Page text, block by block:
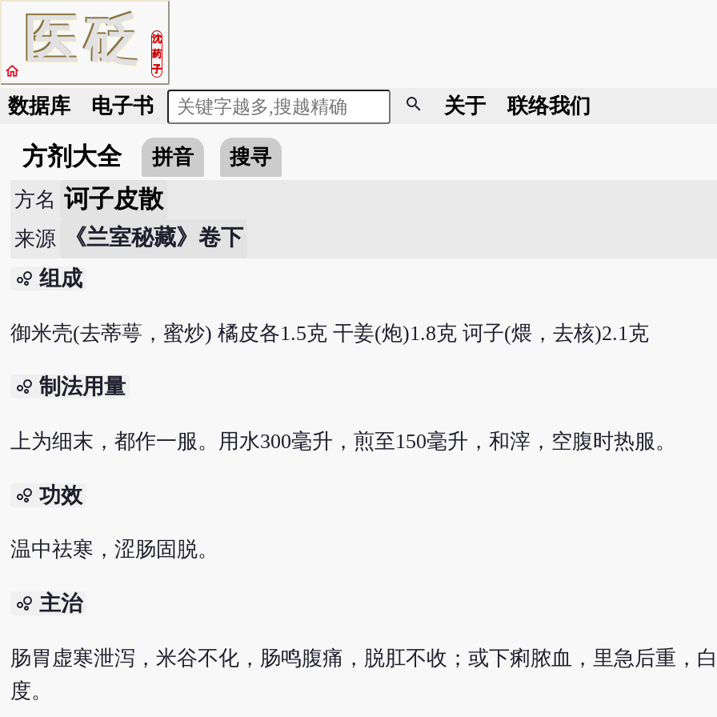
医砭
沈
药
子
home
数据库 电子书 search 关于 联络我们
方剂大全 拼音 搜寻
方名 诃子皮散
来源 《兰室秘藏》卷下
bubble_chart 组成
御米壳(去蒂萼，蜜炒) 橘皮各1.5克 干姜(炮)1.8克 诃子(煨，去核)2.1克
bubble_chart 制法用量
上为细末，都作一服。用水300毫升，煎至150毫升，和滓，空腹时热服。
bubble_chart 功效
温中祛寒，涩肠固脱。
bubble_chart 主治
肠胃虚寒泄泻，米谷不化，肠鸣腹痛，脱肛不收；或下痢脓血，里急后重，
度。